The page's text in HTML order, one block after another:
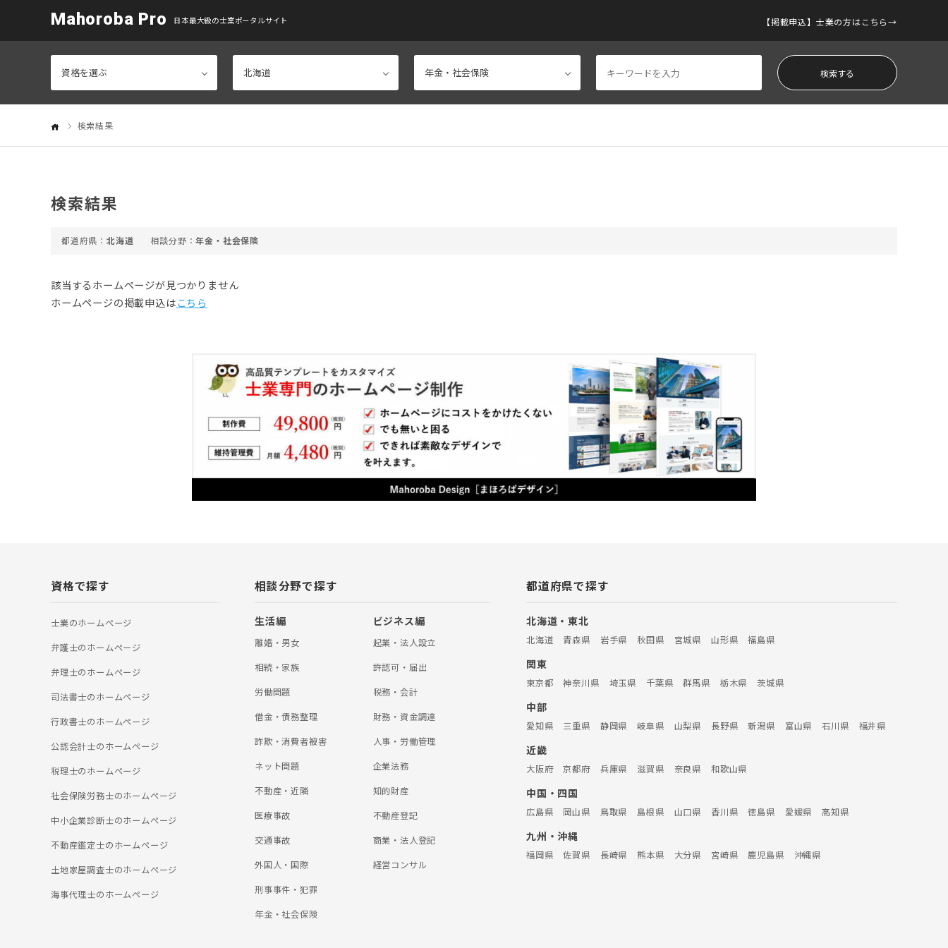
Mahoroba Pro 日本最大級の士業ポータルサイト 【掲載申込】士業の方はこちら
検索結果
検索結果
北海道 年金・社会保険
該当するホームぺージが見つかりません
ホームページの掲載申込はこちら
資格で探す
士業のホームぺージ
弁護士のホームぺージ
弁理士のホームぺージ
司法書士のホームぺージ
行政書士のホームぺージ
公認会計士のホームぺージ
税理士のホームぺージ
社会保険労務士のホームぺージ
中小企業診断士のホームぺージ
不動産鑑定士のホームぺージ
土地家屋調査士のホームぺージ
海事代理士のホームぺージ
相談分野で探す
生活編
離婚・男女
相続・家族
労働問題
借金・債務整理
詐欺・消費者被害
ネット問題
不動産・近隣
医療事故
交通事故
外国人・国際
刑事事件・犯罪
年金・社会保険
ビジネス編
起業・法人設立
許認可・届出
税務・会計
財務・資金調達
人事・労働管理
企業法務
知的財産
不動産登記
商業・法人登記
経営コンサル
都道府県で探す
北海道・東北
北海道 青森県 岩手県 秋田県 宮城県 山形県 福島県
関東
東京都 神奈川県 埼玉県 千葉県 群馬県 栃木県 茨城県
中部
愛知県 三重県 静岡県 岐阜県 山梨県 長野県 新潟県 富山県 石川県 福井県
近畿
大阪府 京都府 兵庫県 滋賀県 奈良県 和歌山県
中国・四国
広島県 岡山県 鳥取県 島根県 山口県 香川県 徳島県 愛媛県 高知県
九州・沖縄
福岡県 佐賀県 長崎県 熊本県 大分県 宮崎県 鹿児島県 沖縄県